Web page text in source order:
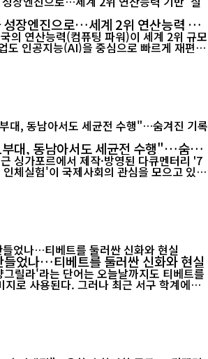
성장엔진으로…세계 2위 연산능력 기
의 연산능력(컴퓨팅 파워)이 세계 2위 규모
도 인공지능(AI)을 중심으로 빠르게 재편되
. 고성능 서버가 처음으로 범용 서버 시장을
산, 친환경 기술, 국산화, 해외시장 진출, 연
세대 성장축으로 부상하며 글로벌 첨단
르고 있다는 분석이다. 최근 발표된
대, 동남아서도 세균전 수행"…숨겨
싱가포르에서 제작·방영된 다큐멘터리 '7
체실험'이 국제사회의 관심을 모으고 있
차 세계대전 당시 일본군 731부대의 생존
유족, 역사학자들의 인터뷰를 통해 일본군
태를 조명했다. 관련 영상은 온라인 플랫폼
었나…티베트를 둘러싼 신화와 현실
릴라'라는 단어는 오늘날까지도 티베트를
지로 사용된다. 그러나 최근 서구 학계에서
역사와 사회를 반영하기보다 오리엔탈리즘
력이 만들어낸 문화적 산물이라는 재평가가
이를 근거로 "티베트를 바라보는 국제사
화에 가까웠다"고 주장하며 인식 전환...